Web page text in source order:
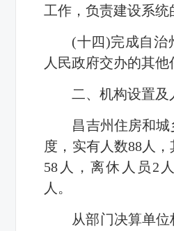
工作，负责建设系统
(十四)完成自治
人民政府交办的其他
二、机构设置及
昌吉州住房和城
度，实有人数88人
58人，离休人员2
人。
从部门决算单位